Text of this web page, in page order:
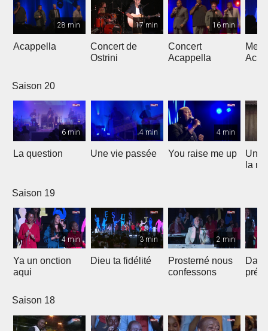
28 min
Acappella
17 min
Concert de
Ostrini
16 min
Concert
Acappella
Saison 20
6 min
La question
4 min
Une vie passée
4 min
You raise me up
Une
la
Saison 19
4 min
Ya un onction
aqui
3 min
Dieu ta fidélité
2 min
Prosterné nous
confessons
Saison 18